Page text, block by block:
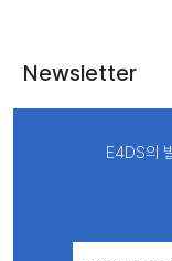
Newsletter
E4DS의